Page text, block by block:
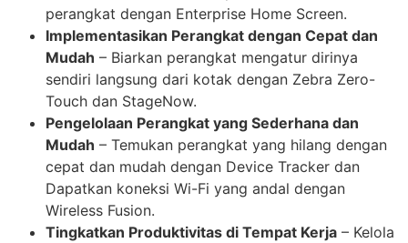
perangkat dengan Enterprise Home Screen.
Implementasikan Perangkat dengan Cepat dan
Mudah – Biarkan perangkat mengatur dirinya
sendiri langsung dari kotak dengan Zebra Zero-
Touch dan StageNow.
Pengelolaan Perangkat yang Sederhana dan
Mudah – Temukan perangkat yang hilang dengan
cepat dan mudah dengan Device Tracker dan
Dapatkan koneksi Wi-Fi yang andal dengan
Wireless Fusion.
Tingkatkan Produktivitas di Tempat Kerja – Kelola